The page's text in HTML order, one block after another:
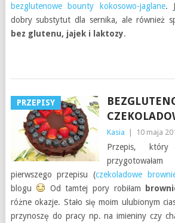
bezglutenowe bounty kokosowo-jaglane.
dobry substytut dla sernika, ale również
bez glutenu, jajek i laktozy.
PRZEPISY
Kasia 10 maja
Przepis,
pierwszego przepisu (czekoladowe
blogu
Od tamtej pory robiłam
różne okazje. Stało się moim ulubionym
przynoszę do pracy np. na imieniny czy